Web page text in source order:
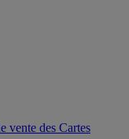
vente des Cartes